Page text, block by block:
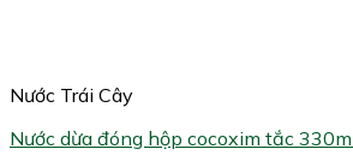
Nước Trái Cây
Nước dừa đóng hộp cocoxim tắc